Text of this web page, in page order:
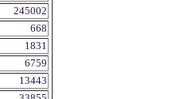
245002
668
1831
6759
13443